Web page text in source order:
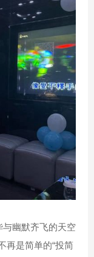
幽默齐飞的天空
再是简单的“投简